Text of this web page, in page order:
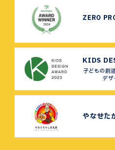
ZERO
KIDS
子どもの創
デザ
やなせた